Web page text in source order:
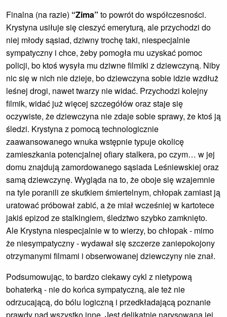
Finalna (na razie) “Zima” to powrót do współczesności.
Krystyna usiłuje się cieszyć emeryturą, ale przychodzi do
niej młody sąsiad, dziwny trochę taki, niespecjalnie
sympatyczny i chce, żeby pomogła mu uzyskać pomoc
policji, bo ktoś wysyła mu dziwne filmiki z dziewczyną. Niby
nic się w nich nie dzieje, bo dziewczyna sobie idzie wzdłuż
leśnej drogi, nawet twarzy nie widać. Przychodzi kolejny
filmik, widać już więcej szczegółów oraz staje się
oczywiste, że dziewczyna nie zdaje sobie sprawy, że ktoś ją
śledzi. Krystyna z pomocą technologicznie
zaawansowanego wnuka wstępnie typuje okolicę
zamieszkania potencjalnej ofiary stalkera, po czym… w jej
domu znajdują zamordowanego sąsiada Leśniewskiej oraz
samą dziewczynę. Wygląda na to, że oboje się wzajemnie
na tyle poranili ze skutkiem śmiertelnym, chłopak zamiast ją
uratować próbował zabić, a że miał wcześniej w kartotece
jakiś epizod ze stalkingiem, śledztwo szybko zamknięto.
Ale Krystyna niespecjalnie w to wierzy, bo chłopak - mimo
że niesympatyczny - wydawał się szczerze zaniepokojony
otrzymanymi filmami i obserwowanej dziewczyny nie znał.
Podsumowując, to bardzo ciekawy cykl z nietypową
bohaterką - nie do końca sympatyczną, ale też nie
odrzucającą, do bólu logiczną i przedkładającą poznanie
prawdy nad wszystko inne. Jest delikatnie narysowana jej